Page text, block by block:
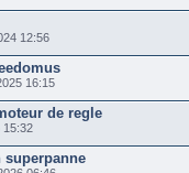
12:56
16:15
de regle
15:32
superpanne